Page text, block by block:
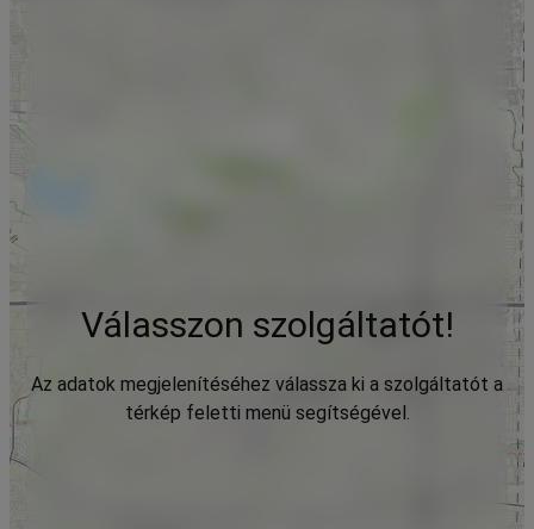
Válasszon szolgáltatót!
Az adatok megjelenítéséhez válassza ki a szolgáltatót a
térkép feletti menü segítségével.